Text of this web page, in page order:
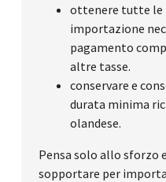
ottenere tutte le
importazione
pagamento
altre tasse.
conservare e
durata minima
olandese.
Pensa solo allo sforzo
sopportare per